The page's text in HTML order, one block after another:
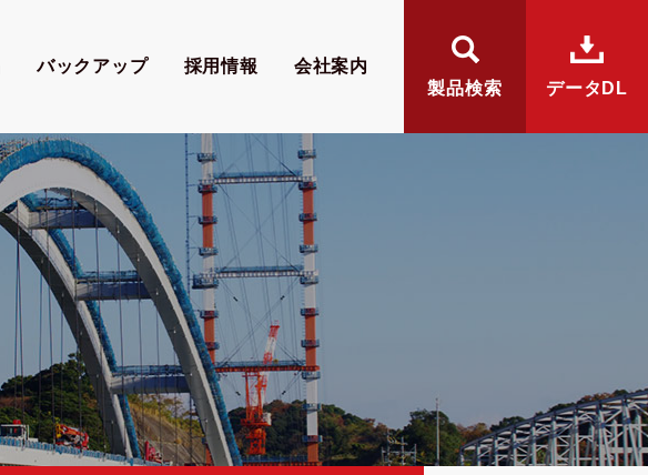
バックアップ 採用情報
会社案内
製品検索
データDL